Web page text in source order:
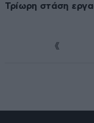
Τρίωρη στάση